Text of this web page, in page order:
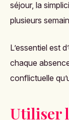
séjour, la
plusieurs
L’essentiel est
chaque
conflictuelle
Utiliser